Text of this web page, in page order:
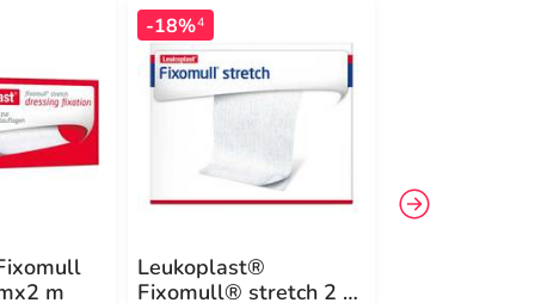
m
-18%4
Leukoplast®
Fixomull® stretch 2 m